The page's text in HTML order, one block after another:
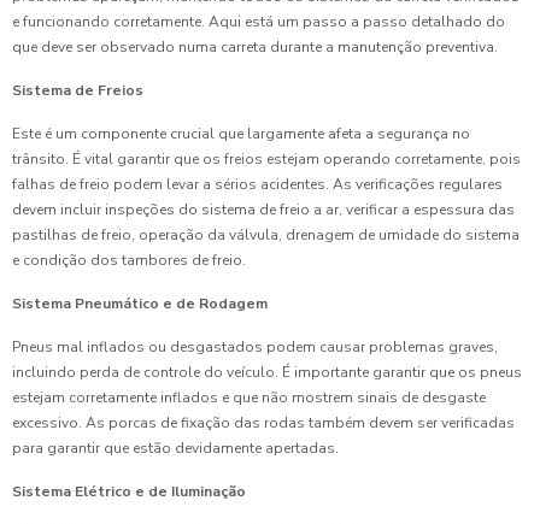
e funcionando corretamente. Aqui está um passo a passo detalhado do
que deve ser observado numa carreta durante a manutenção preventiva.
Sistema de Freios
Este é um componente crucial que largamente afeta a segurança no
trânsito. É vital garantir que os freios estejam operando corretamente, pois
falhas de freio podem levar a sérios acidentes. As verificações regulares
devem incluir inspeções do sistema de freio a ar, verificar a espessura das
pastilhas de freio, operação da válvula, drenagem de umidade do sistema
e condição dos tambores de freio.
Sistema Pneumático e de Rodagem
Pneus mal inflados ou desgastados podem causar problemas graves,
incluindo perda de controle do veículo. É importante garantir que os pneus
estejam corretamente inflados e que não mostrem sinais de desgaste
excessivo. As porcas de fixação das rodas também devem ser verificadas
para garantir que estão devidamente apertadas.
Sistema Elétrico e de Iluminação